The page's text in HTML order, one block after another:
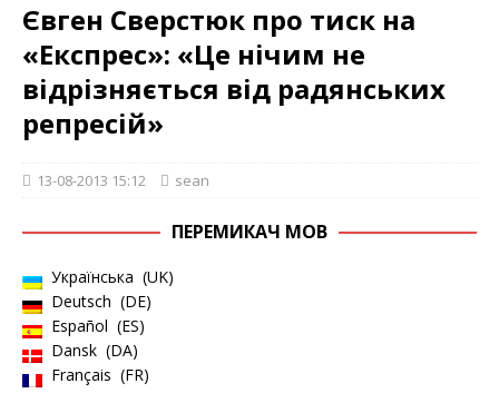
Євген Сверстюк про тиск на
«Експрес»: «Це нічим не
відрізняється від радянських
репресій»
13-08-2013 15:12 sean
ПЕРЕМИКАЧ МОВ
Українська
UK
Deutsch
DE
Español
ES
Dansk
DA
Français
FR